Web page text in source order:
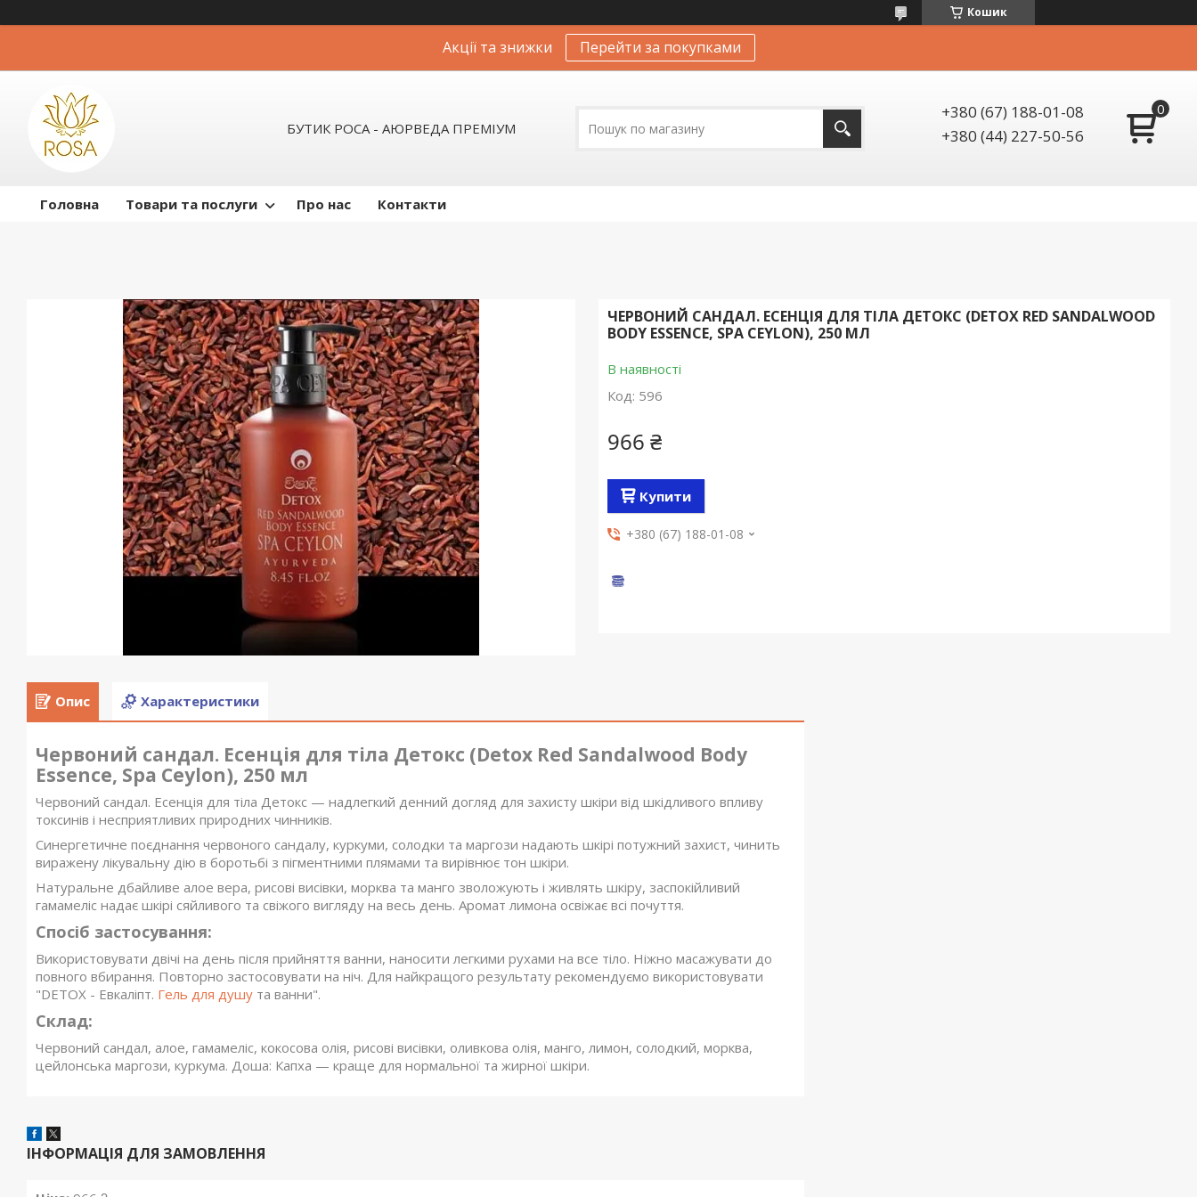
Кошик
Акції та знижки Перейти за покупками
БУТИК РОСА - АЮРВЕДА ПРЕМІУМ
+380 (67) 188-01-08
+380 (44) 227-50-56
Головна Товари та послуги Про нас Контакти
ЧЕРВОНИЙ САНДАЛ. ЕСЕНЦІЯ ДЛЯ ТІЛА ДЕТОКС (DETOX RED SANDALWOOD
BODY ESSENCE, SPA CEYLON), 250 МЛ
В наявності
Код: 596
966 ₴
Купити
+380 (67) 188-01-08
Опис Характеристики
Червоний сандал. Есенція для тіла Детокс (Detox Red Sandalwood Body
Essence, Spa Ceylon), 250 мл
Червоний сандал. Есенція для тіла Детокс — надлегкий денний догляд для захисту шкіри від шкідливого впливу
токсинів і несприятливих природних чинників.
Синергетичне поєднання червоного сандалу, куркуми, солодки та маргози надають шкірі потужний захист, чинить
виражену лікувальну дію в боротьбі з пігментними плямами та вирівнює тон шкіри.
Натуральне дбайливе алое вера, рисові висівки, морква та манго зволожують і живлять шкіру, заспокійливий
гамамеліс надає шкірі сяйливого та свіжого вигляду на весь день. Аромат лимона освіжає всі почуття.
Спосіб застосування:
Використовувати двічі на день після прийняття ванни, наносити легкими рухами на все тіло. Ніжно масажувати до
повного вбирання. Повторно застосовувати на ніч. Для найкращого результату рекомендуємо використовувати
"DETOX - Евкаліпт. Гель для душу та ванни".
Склад:
Червоний сандал, алое, гамамеліс, кокосова олія, рисові висівки, оливкова олія, манго, лимон, солодкий, морква,
цейлонська маргози, куркума. Доша: Капха — краще для нормальної та жирної шкіри.
ІНФОРМАЦІЯ ДЛЯ ЗАМОВЛЕННЯ